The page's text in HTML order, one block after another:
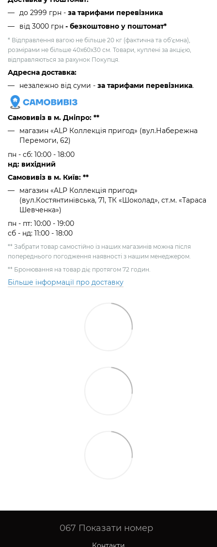
до 2999 грн - за тарифами перевізника
від 3000 грн - безкоштовно у поштомат*
* Відправлення вагою не більше 20 кг (фактична та об'ємна),
розмірами не більше 40х60х30 см. Товари, куплені за акцією,
відправляються за рахунок Покупця.
Адресна доставка:
незалежно від суми - за тарифами перевізника.
Самовивіз в м. Дніпро: **
магазин «ALP Коллекція пригод» (вул.Набережна
Перемоги, 62)
пн - сб: 10:00 - 18:00
нд: вихідний
Самовивіз в м. Київ: **
магазин «ALP Коллекція пригод»
(вул.Костянтинівська, 71, ТК «Шоколад», ст.м. «Тараса
Шевченка»)
пн - пт: 10:00 - 19:00
сб - нд: 11:00 - 18:00
** Забрати товар самостійно із наших магазинів можна після
попереднього погодження наявності з нашим менеджером.
** Бронювання на товар діє протягом 72 годин.
Більше інформації про доставку
067 Показати номер